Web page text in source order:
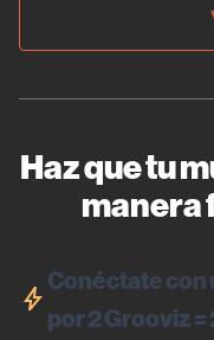
Haz que tu
manera
Conéctate con
por 2 Grooviz =